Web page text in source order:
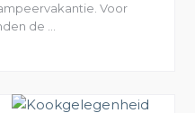
Voor
de …